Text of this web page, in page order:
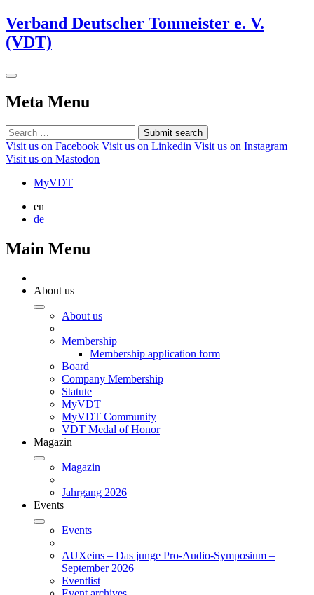
Verband Deutscher Tonmeister e. V.
(VDT)
Meta Menu
Submit search
Visit us on Facebook Visit us on Linkedin Visit us on Instagram
Visit us on Mastodon
MyVDT
en
de
Main Menu
About us
About us
Membership
Membership application form
Board
Company Membership
Statute
MyVDT
MyVDT Community
VDT Medal of Honor
Magazin
Magazin
Jahrgang 2026
Events
Events
AUXeins – Das junge Pro-Audio-Symposium –
September 2026
Eventlist